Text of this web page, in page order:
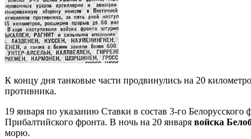
К концу дня танковые части продвинулись на 20
противника.
19 января по указанию Ставки в состав 3-го
Прибалтийского фронта. В ночь на 20 января войска
морю.